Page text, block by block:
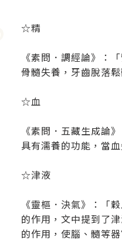
☆精
《素問．調經論》：
骨髓失養，牙齒脫落
☆血
《素問．五藏生成論
具有濡養的功能，當
☆津液
《靈樞．決氣》：「
的作用，文中提到了
的作用，使腦、髓等